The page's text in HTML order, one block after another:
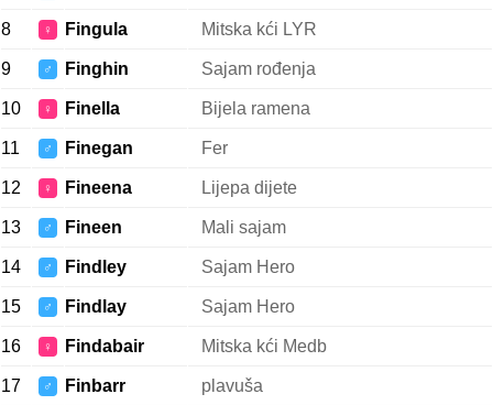
8 ♀ Fingula Mitska kći LYR
9 ♂ Finghin Sajam rođenja
10 ♀ Finella Bijela ramena
11 ♂ Finegan Fer
12 ♀ Fineena Lijepa dijete
13 ♂ Fineen Mali sajam
14 ♂ Findley Sajam Hero
15 ♂ Findlay Sajam Hero
16 ♀ Findabair Mitska kći Medb
17 ♂ Finbarr plavuša